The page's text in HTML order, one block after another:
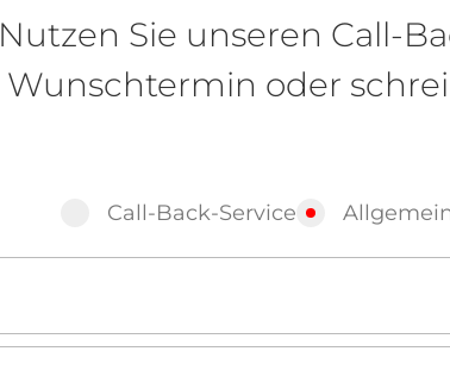
Nutzen Sie unseren Call-
Wunschtermin oder
Call-Back-Service